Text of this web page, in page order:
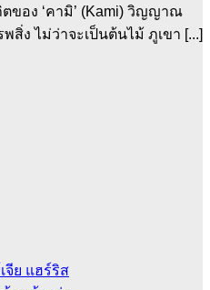
ของ ‘คามิ’ (Kami) วิญญาณ
สิ่ง ไม่ว่าจะเป็นต้นไม้ ภูเขา [...]